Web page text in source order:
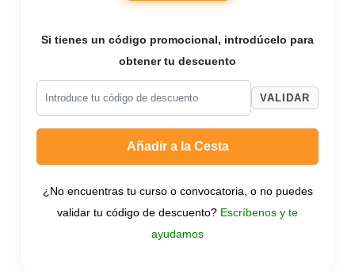
Si tienes un código promocional, introdúcelo para
obtener tu descuento
VALIDAR
Añadir a la Cesta
¿No encuentras tu curso o convocatoria, o no puedes
validar tu código de descuento? Escríbenos y te
ayudamos